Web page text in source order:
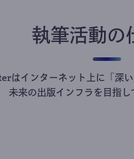
執筆活動の
はインターネット上に「深
未来の出版インフラを目指し